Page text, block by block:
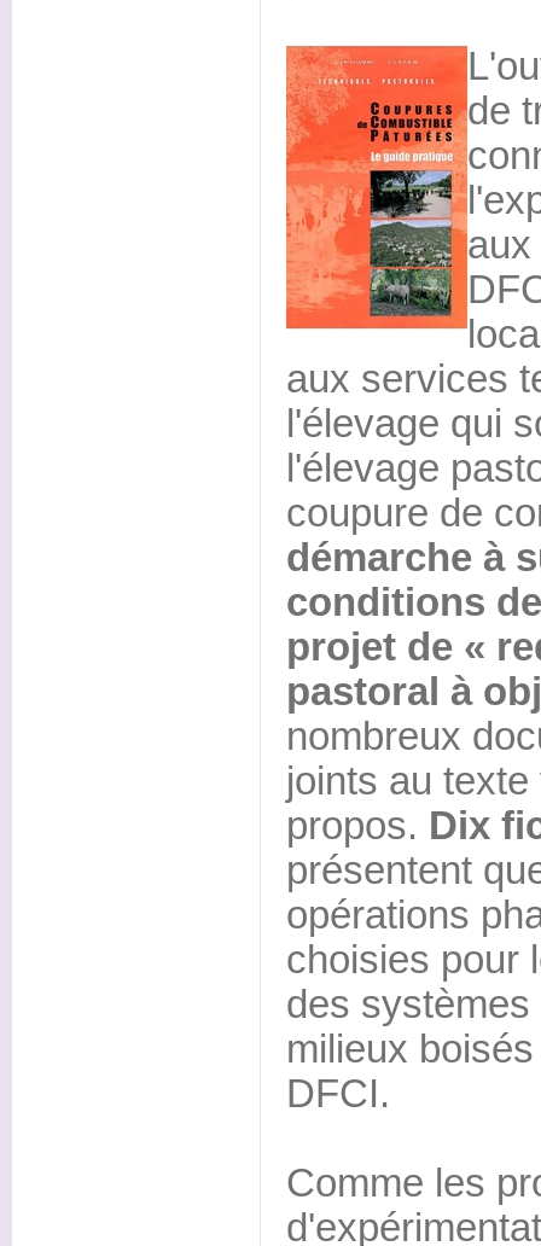
de
aux
aux services
l'élevage qui
l'élevage
coupure de
démarche à
conditions
projet de «
pastoral à
nombreux
joints au
propos. Dix
présentent
opérations
choisies pour
des
milieux
DFCI.
Comme les